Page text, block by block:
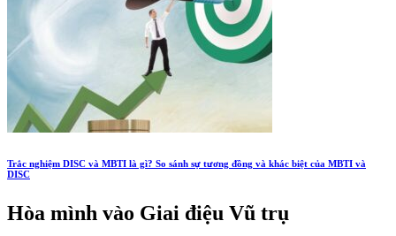
Trắc nghiệm DISC và MBTI là gì? So sánh sự tương đồng và khác biệt của MBTI và
DISC
Hòa mình vào Giai điệu Vũ trụ